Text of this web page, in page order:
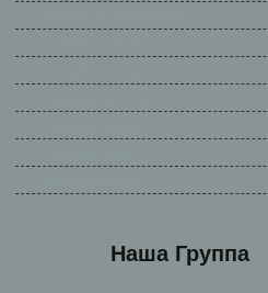
Наша Группа